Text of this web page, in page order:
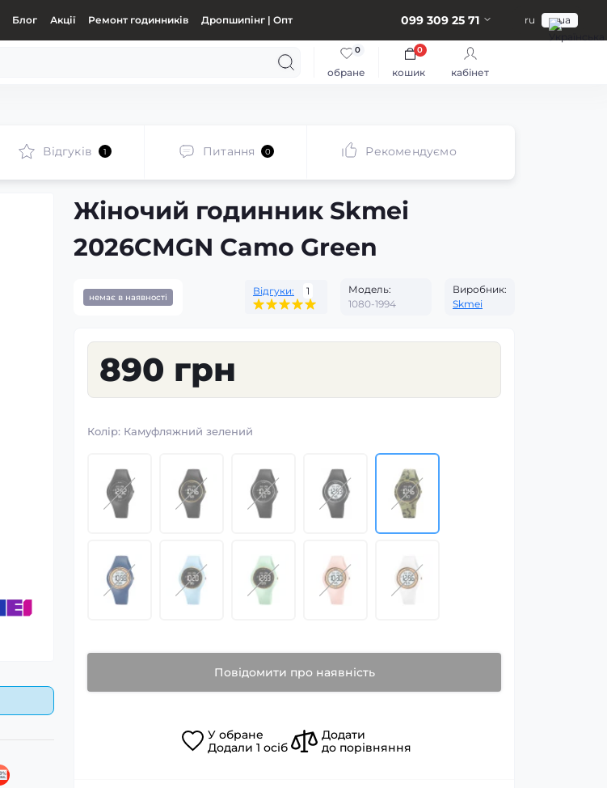
Блог Акції Ремонт годинників Дропшипінг | Опт 099 309 25 71 ru ua
обране
0
кошик
0
кабінет
Відгуків 1 Питання 0 Рекомендуємо
Жіночий годинник Skmei
2026CMGN Camo Green
немає в наявності Відгуки: 1
Модель:
1080-1994
Виробник:
Skmei
890 грн
Колір: Камуфляжний зелений
Повідомити про наявність
У обране
Додали 1 осіб
Додати
до порівняння